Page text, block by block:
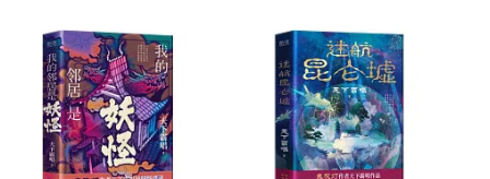
上海文藝出版社(1)
中國少年兒童出版社(1)
電子書 (可複選)
適合手機平板閱讀(48)